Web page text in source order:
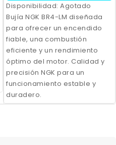
Disponibilidad: Agotado
Bujía NGK BR4-LM diseñada
para ofrecer un encendido
fiable, una combustión
eficiente y un rendimiento
óptimo del motor. Calidad y
precisión NGK para un
funcionamiento estable y
duradero.